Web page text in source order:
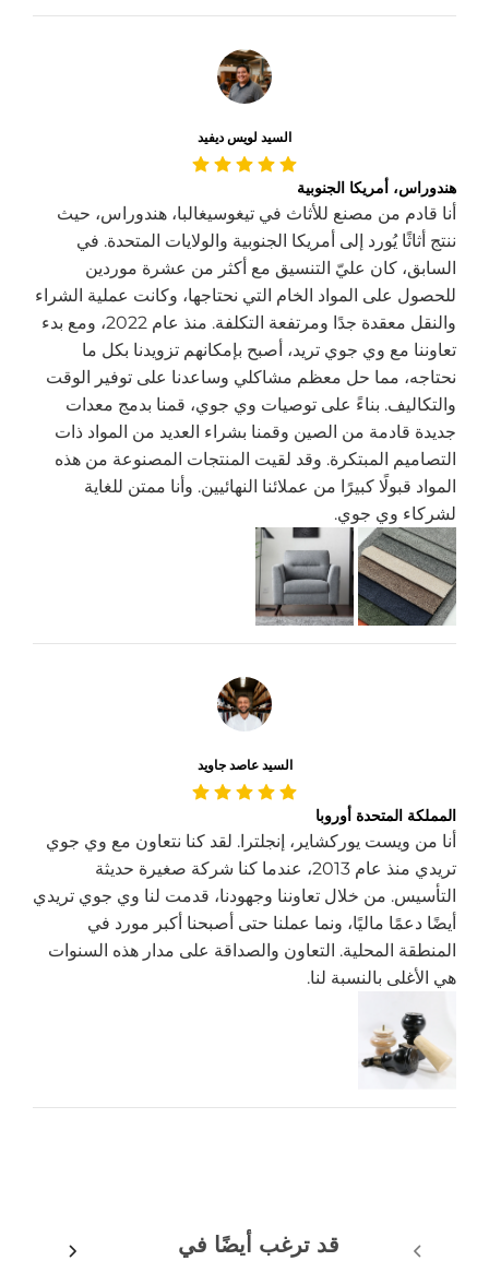
السيد لويس ديفيد
هندوراس، أمريكا الجنوبية
أنا قادم من مصنع للأثاث في تيغوسيغالبا، هندوراس، حيث
ننتج أثاثًا يُورد إلى أمريكا الجنوبية والولايات المتحدة. في
السابق، كان عليّ التنسيق مع أكثر من عشرة موردين
للحصول على المواد الخام التي نحتاجها، وكانت عملية الشراء
والنقل معقدة جدًا ومرتفعة التكلفة. منذ عام 2022، ومع بدء
تعاوننا مع وي جوي تريد، أصبح بإمكانهم تزويدنا بكل ما
نحتاجه، مما حل معظم مشاكلي وساعدنا على توفير الوقت
والتكاليف. بناءً على توصيات وي جوي، قمنا بدمج معدات
جديدة قادمة من الصين وقمنا بشراء العديد من المواد ذات
التصاميم المبتكرة. وقد لقيت المنتجات المصنوعة من هذه
المواد قبولًا كبيرًا من عملائنا النهائيين. وأنا ممتن للغاية
لشركاء وي جوي.
السيد عاصد جاويد
المملكة المتحدة أوروبا
أنا من ويست يوركشاير، إنجلترا. لقد كنا نتعاون مع وي جوي
تريدي منذ عام 2013، عندما كنا شركة صغيرة حديثة
التأسيس. من خلال تعاوننا وجهودنا، قدمت لنا وي جوي تريدي
أيضًا دعمًا ماليًا، ونما عملنا حتى أصبحنا أكبر مورد في
المنطقة المحلية. التعاون والصداقة على مدار هذه السنوات
هي الأغلى بالنسبة لنا.
قد ترغب أيضًا في